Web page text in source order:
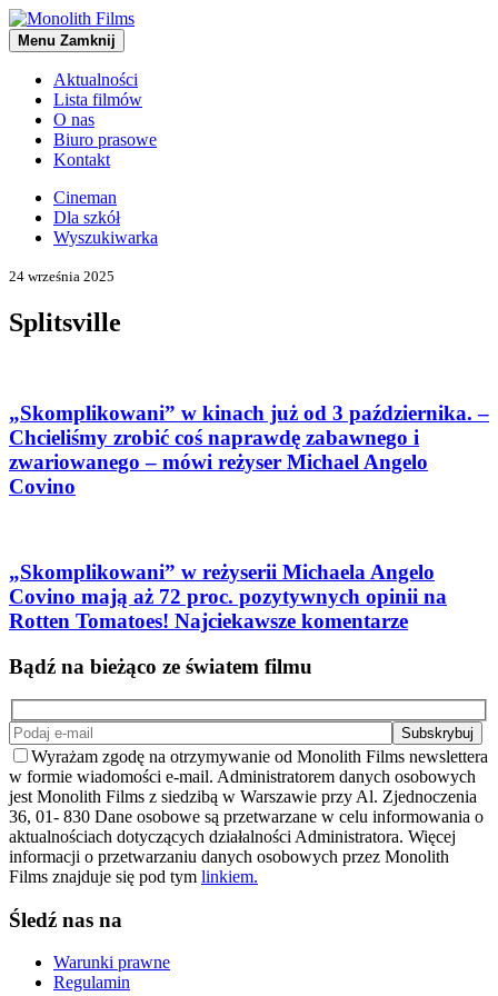
Menu Zamknij
Aktualności
Lista filmów
O nas
Biuro prasowe
Kontakt
Cineman
Dla szkół
Wyszukiwarka
24 września 2025
Splitsville
„Skomplikowani” w kinach już od 3 października. –
Chcieliśmy zrobić coś naprawdę zabawnego i
zwariowanego – mówi reżyser Michael Angelo
Covino
„Skomplikowani” w reżyserii Michaela Angelo
Covino mają aż 72 proc. pozytywnych opinii na
Rotten Tomatoes! Najciekawsze komentarze
Bądź na bieżąco ze światem filmu
Wyrażam zgodę na otrzymywanie od Monolith Films newslettera
w formie wiadomości e-mail. Administratorem danych osobowych
jest Monolith Films z siedzibą w Warszawie przy Al. Zjednoczenia
36, 01- 830 Dane osobowe są przetwarzane w celu informowania o
aktualnościach dotyczących działalności Administratora. Więcej
informacji o przetwarzaniu danych osobowych przez Monolith
Films znajduje się pod tym linkiem.
Śledź nas na
Warunki prawne
Regulamin